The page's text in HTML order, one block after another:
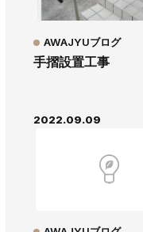
手摺設置工事
AWAJYUブログ
2022.09.09